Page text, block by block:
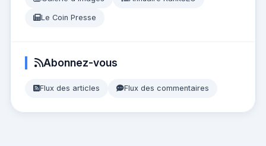
Le Coin Presse
Abonnez-vous
Flux des articles Flux des commentaires